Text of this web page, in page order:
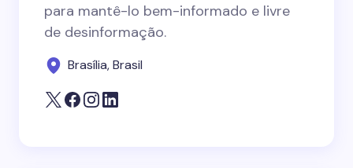
para mantê-lo bem-informado e livre
de desinformação.
Brasília, Brasil